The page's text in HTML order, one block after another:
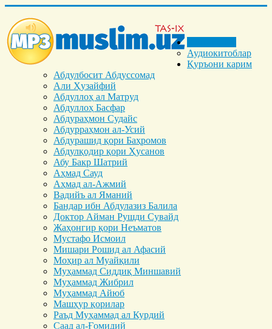
Аудиокитоблар
Қуръони карим
Абдулбосит Абдуссомад
Али Ҳузайфий
Абдуллоҳ ал Матруд
Абдуллоҳ Басфар
Абдураҳмон Судайс
Абдурраҳмон ал-Усий
Абдурашид қори Баҳромов
Абдулқодир қори Ҳусанов
Абу Бакр Шатрий
Аҳмад Сауд
Аҳмад ал-Ажмий
Вадийъ ал Яманий
Бандар ибн Абдулазиз Балила
Доктор Айман Рушди Сувайд
Жаҳонгир қори Неъматов
Мустафо Исмоил
Мишари Рошид ал Афасий
Моҳир ал Муайқили
Муҳаммад Cиддиқ Миншавий
Муҳаммад Жибрил
Муҳаммад Айюб
Машҳур қорилар
Раъд Муҳаммад ал Курдий
Саад ал-Ғомидий